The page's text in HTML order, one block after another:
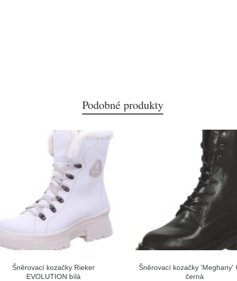
Podobné produkty
Šněrovací kozačky Rieker
EVOLUTION bílá
Šněrovací kozačky 'Meghany'
černá